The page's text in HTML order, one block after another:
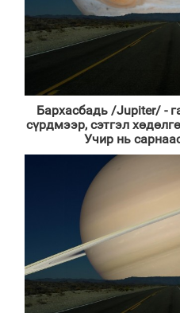
Бархасбадь /Jupiter/ -
сүрдмээр, сэтгэл
Учир нь